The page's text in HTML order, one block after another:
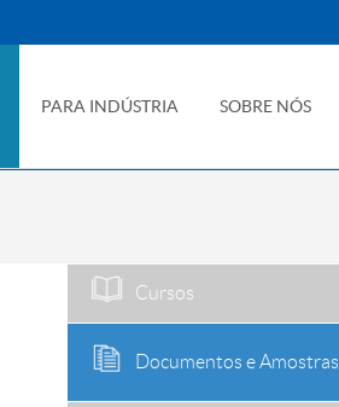
PARA INDÚSTRIA SOBRE NÓS
Cursos
Documentos e Amostras